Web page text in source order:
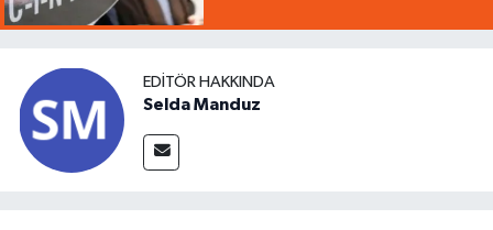
EDITÖR HAKKINDA
Selda Manduz